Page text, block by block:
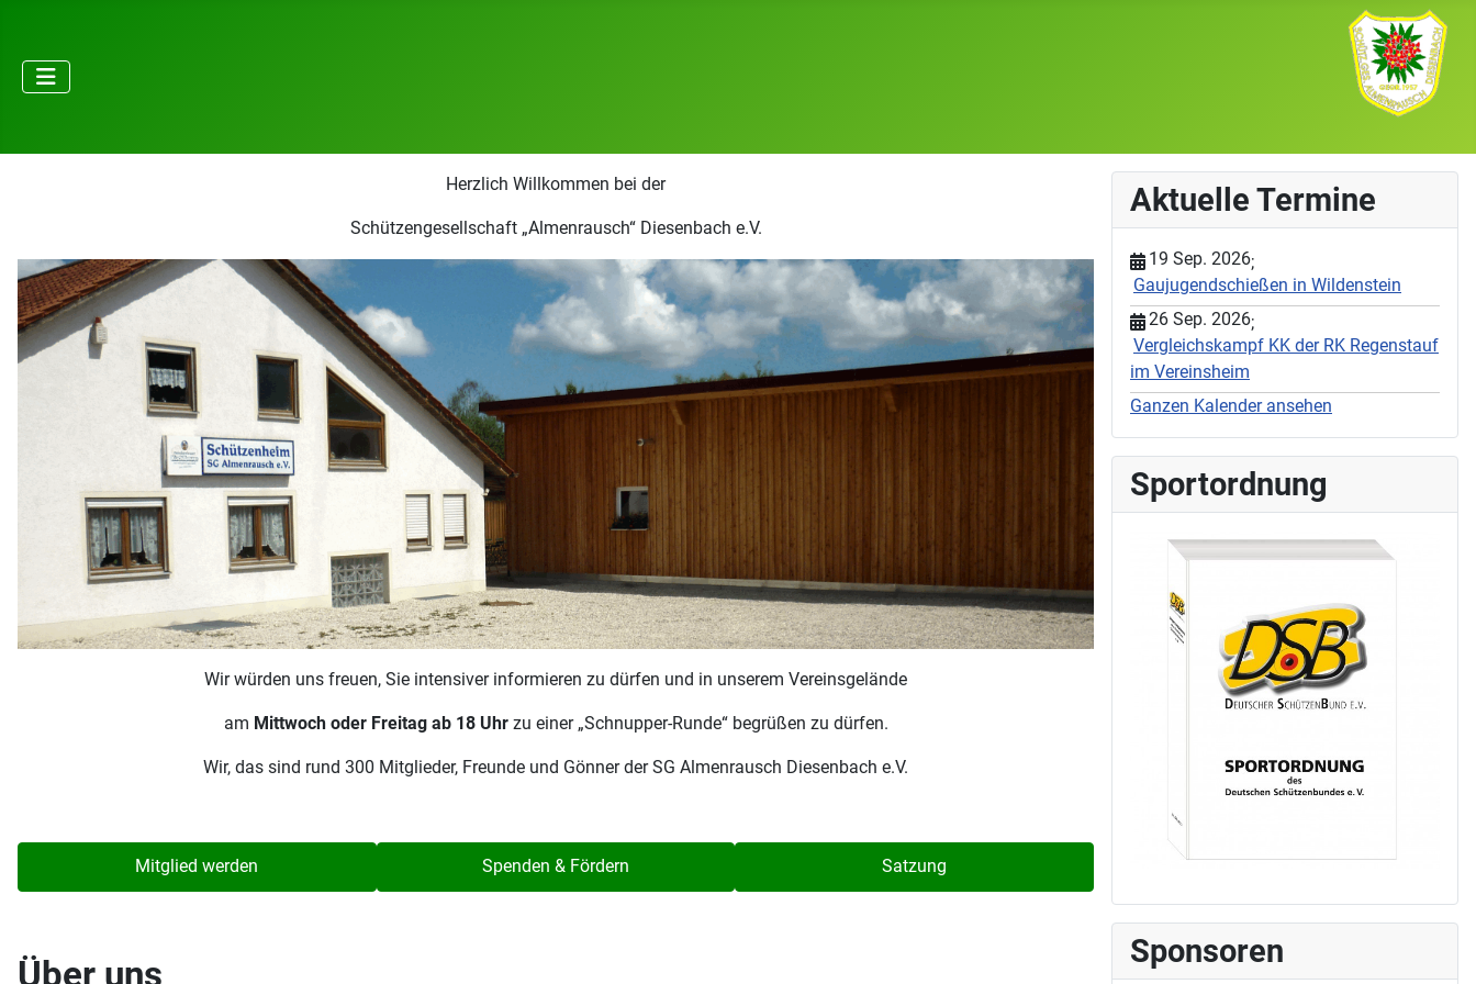
Herzlich Willkommen bei der
Schützengesellschaft „Almenrausch“ Diesenbach e.V.
Wir würden uns freuen, Sie intensiver informieren zu dürfen und in unserem Vereinsgelände
am Mittwoch oder Freitag ab 18 Uhrzu einer „Schnupper-Runde“ begrüßen zu dürfen.
Wir, das sind rund 300 Mitglieder, Freunde und Gönner der SG Almenrausch Diesenbach e.V.
Mitglied werden Spenden & Fördern Satzung
Über uns
Aktuelle Termine
19 Sep. 2026;
Gaujugendschießen in Wildenstein
26 Sep. 2026;
Vergleichskampf KK der RK Regenstauf
im Vereinsheim
Ganzen Kalender ansehen
Sportordnung
Sponsoren